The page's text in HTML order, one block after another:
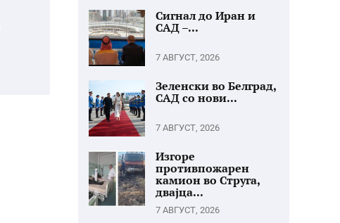
Сигнал до Иран и
САД –...
7 АВГУСТ, 2026
Зеленски во Белград,
САД со нови...
7 АВГУСТ, 2026
Изгоре
противпожарен
камион во Струга,
двајца...
7 АВГУСТ, 2026